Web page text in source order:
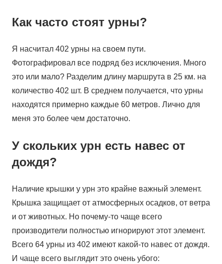
Как часто стоят урны?
Я насчитал 402 урны на своем пути.
Фотографировал все подряд без исключения. Много
это или мало? Разделим длину маршрута в 25 км. на
количество 402 шт. В среднем получается, что урны
находятся примерно каждые 60 метров. Лично для
меня это более чем достаточно.
У скольких урн есть навес от
дождя?
Наличие крышки у урн это крайне важный элемент.
Крышка защищает от атмосферных осадков, от ветра
и от животных. Но почему-то чаще всего
производители полностью игнорируют этот элемент.
Всего 64 урны из 402 имеют какой-то навес от дождя.
И чаще всего выглядит это очень убого: